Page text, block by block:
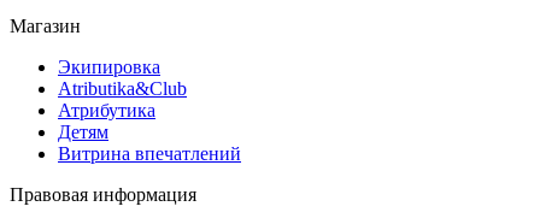
Магазин
Экипировка
Atributika&Club
Атрибутика
Детям
Витрина впечатлений
Правовая информация